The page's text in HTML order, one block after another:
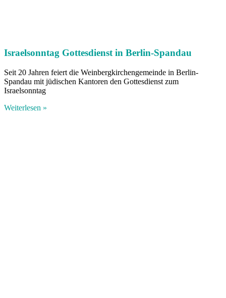
Israelsonntag Gottesdienst in Berlin-Spandau
Seit 20 Jahren feiert die Weinbergkirchengemeinde in Berlin-
Spandau mit jüdischen Kantoren den Gottesdienst zum
Israelsonntag
Weiterlesen »